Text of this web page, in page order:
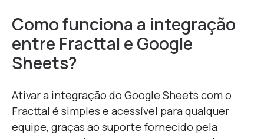
Como funciona a integração
entre Fracttal e Google
Sheets?
Ativar a integração do Google Sheets com o
Fracttal é simples e acessível para qualquer
equipe, graças ao suporte fornecido pela